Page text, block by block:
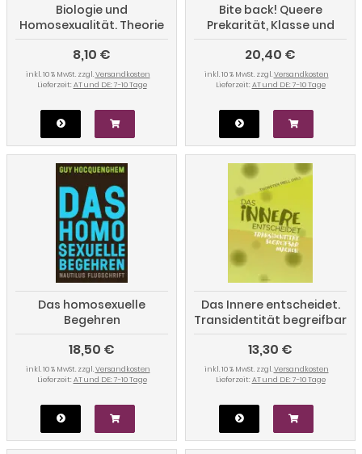
Biologie und
Homosexualität. Theorie
und Anwendung im
gesellschaftlichen
Kontext
8,10 €
inkl. 10 % MwSt. zzgl.Versandkosten
Lieferzeit: AT und DE: 7-10 Tage
Bite back! Queere
Prekarität, Klasse und
unteilbare Solidarität
20,40 €
inkl. 10 % MwSt. zzgl.Versandkosten
Lieferzeit: AT und DE: 7-10 Tage
Das homosexuelle
Begehren
18,50 €
inkl. 10 % MwSt. zzgl.Versandkosten
Lieferzeit: AT und DE: 7-10 Tage
Das Innere entscheidet.
Transidentität begreifbar
machen
13,30 €
inkl. 10 % MwSt. zzgl.Versandkosten
Lieferzeit: AT und DE: 7-10 Tage